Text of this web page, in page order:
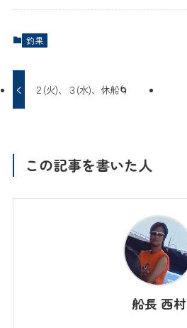
釣果
２(火)、３(水)、休船🌀
この記事を書いた人
船長 西村